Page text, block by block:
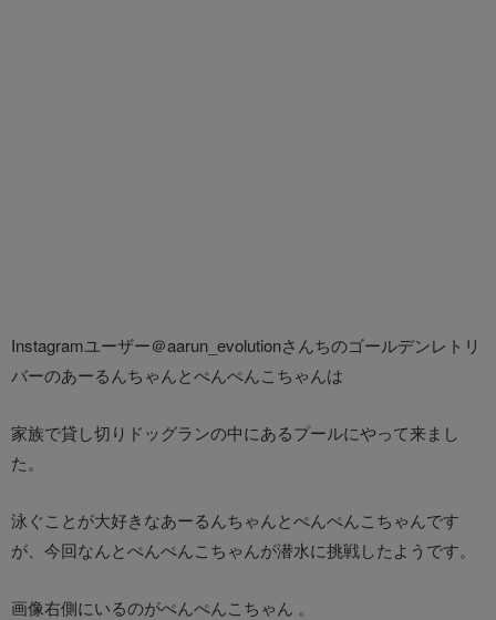
Instagramユーザー＠aarun_evolutionさんちのゴールデンレトリ
バーのあーるんちゃんとぺんぺんこちゃんは
家族で貸し切りドッグランの中にあるプールにやって来まし
た。
泳ぐことが大好きなあーるんちゃんとぺんぺんこちゃんです
が、今回なんとぺんぺんこちゃんが潜水に挑戦したようです。
画像右側にいるのがぺんぺんこちゃん 。